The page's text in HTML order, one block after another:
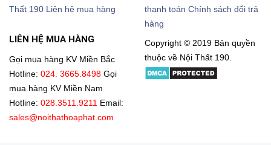
Thất 190
Liên hệ mua hàng
thanh toán Chính sách đổi trả
hàng
LIÊN HỆ MUA HÀNG
Gọi mua hàng KV Miền Bắc
Hotline: 024. 3665.8498 Gọi
mua hàng KV Miền Nam
Hotline: 028.3511.9211 Email:
sales@noithathoaphat.com
Copyright © 2019 Bản quyền
thuộc về Nội Thất 190.